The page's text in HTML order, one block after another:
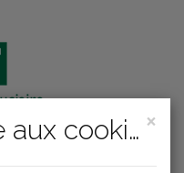
OK×
Politique relative aux cookies